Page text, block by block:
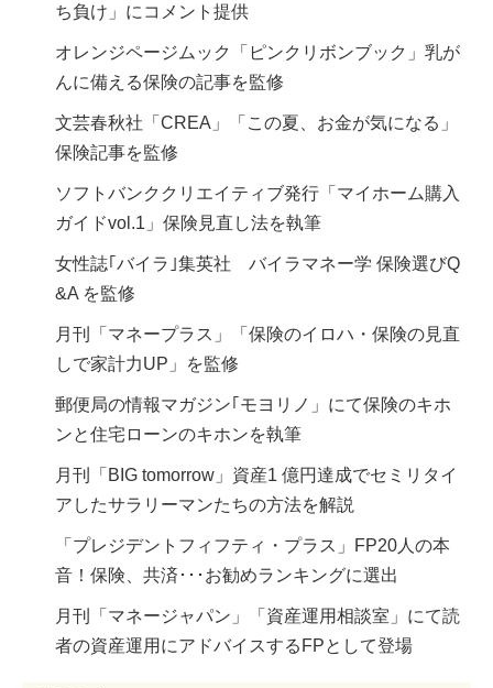
ち負け」にコメント提供
オレンジページムック「ピンクリボンブック」乳が
んに備える保険の記事を監修
文芸春秋社「CREA」「この夏、お金が気になる」
保険記事を監修
ソフトバンククリエイティブ発行「マイホーム購入
ガイドvol.1」保険見直し法を執筆
女性誌｢バイラ｣集英社 バイラマネー学 保険選びQ
&A を監修
月刊「マネープラス」「保険のイロハ・保険の見直
しで家計力UP」を監修
郵便局の情報マガジン｢モヨリノ」にて保険のキホ
ンと住宅ローンのキホンを執筆
月刊「BIG tomorrow」資産1 億円達成でセミリタイ
アしたサラリーマンたちの方法を解説
「プレジデントフィフティ・プラス」FP20人の本
音！保険、共済･･･お勧めランキングに選出
月刊「マネージャパン」「資産運用相談室」にて読
者の資産運用にアドバイスするFPとして登場